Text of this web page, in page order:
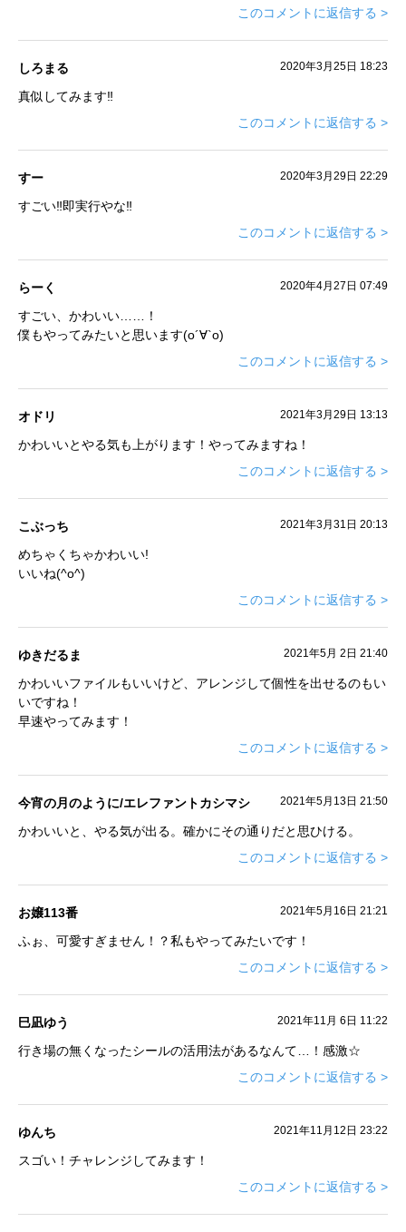
このコメントに返信する >
しろまる 2020年3月25日 18:23
真似してみます‼︎
このコメントに返信する >
すー 2020年3月29日 22:29
すごい‼️即実行やな‼️
このコメントに返信する >
らーく 2020年4月27日 07:49
すごい、かわいい……！
僕もやってみたいと思います(о´∀`о)
このコメントに返信する >
オドリ 2021年3月29日 13:13
かわいいとやる気も上がります！やってみますね！
このコメントに返信する >
こぶっち 2021年3月31日 20:13
めちゃくちゃかわいい!
いいね(^o^)
このコメントに返信する >
ゆきだるま 2021年5月 2日 21:40
かわいいファイルもいいけど、アレンジして個性を出せるのもい
いですね！
早速やってみます！
このコメントに返信する >
今宵の月のように/エレファントカシマシ 2021年5月13日 21:50
かわいいと、やる気が出る。確かにその通りだと思ひける。
このコメントに返信する >
お嬢113番 2021年5月16日 21:21
ふぉ、可愛すぎません！？私もやってみたいです！
このコメントに返信する >
巳凪ゆう 2021年11月 6日 11:22
行き場の無くなったシールの活用法があるなんて…！感激☆
このコメントに返信する >
ゆんち 2021年11月12日 23:22
スゴい！チャレンジしてみます！
このコメントに返信する >